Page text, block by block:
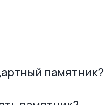
памятник?